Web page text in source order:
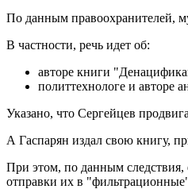
По данным правоохранителей,
В частности, речь идет об:
авторе книги
политтехнологе и авторе
Указано, что Сергейцев
А Гаспарян издал свою книгу,
При этом, по данным следствия,
отправки их в